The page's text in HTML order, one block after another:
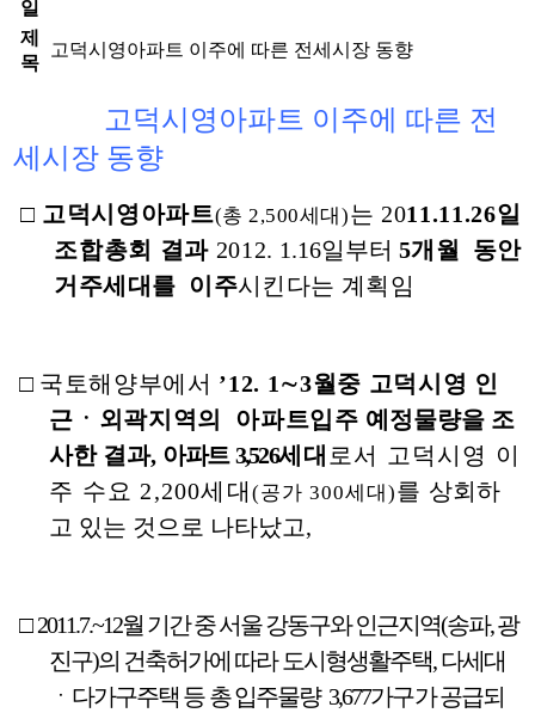
일
제
목
고덕시영아파트 이주에 따른 전세시장 동향
고덕시영아파트 이주에 따른 전
세시장 동향
□ 고덕시영아파트(총 2,500세대)는 2011.11.26일
조합총회 결과 2012. 1.16일부터5개월 동안
거주세대를 이주시킨다는 계획임
□ 국토해양부에서 ’12. 1∼3월중 고덕시영 인
근ㆍ외곽지역의 아파트입주 예정물량을 조
사한 결과, 아파트 3,526세대 로서 고덕시영 이
주 수요 2,200세대 (공가 300세대)를 상회하
고 있는 것으로 나타났고,
□2011.7.~12월 기간 중 서울 강동구와 인근지역(송파, 광
진구)의 건축허가에 따라도시형생활주택, 다세대
ㆍ다가구주택 등 총 입주물량 3,677가구가 공급되